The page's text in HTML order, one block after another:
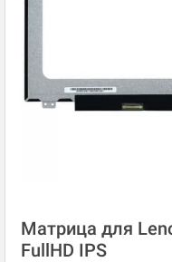
Матрица для
FullHD IPS